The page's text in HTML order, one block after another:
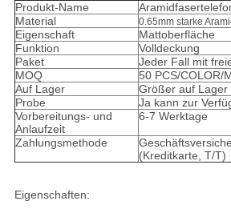
Produkt-Name
Material
0.65mm starke
Eigenschaft
Mattoberfläche
Funktion
Volldeckung
Paket
Jeder Fall mit
MOQ
50 PCS/COLOR/
Auf Lager
Größer auf Lager
Probe
Ja kann zur
Vorbereitungs- und
Anlaufzeit
6-7 Werktage
Zahlungsmethode
(Kreditkarte, T/T)
Eigenschaften: